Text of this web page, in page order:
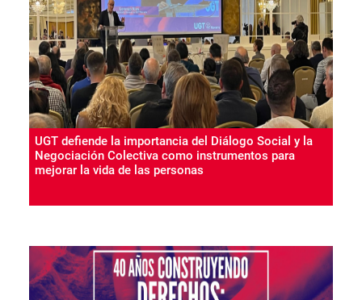
UGT defiende la importancia del Diálogo Social y la
Negociación Colectiva como instrumentos para
mejorar la vida de las personas